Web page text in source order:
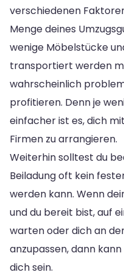
verschiedenen
Menge deines
wenige Möbelstücke
transportiert werden
wahrscheinlich
profitieren. Denn je
einfacher ist es, dich
Firmen zu arrangieren.
Weiterhin solltest du
Beiladung oft kein
werden kann. Wenn
und du bereit bist, auf
warten oder dich an
anzupassen, dann
dich sein.